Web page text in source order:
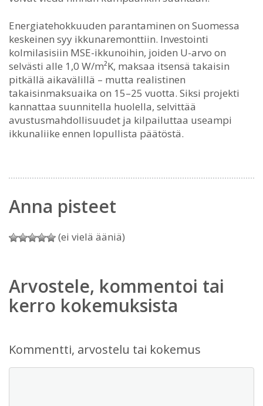
Energiatehokkuuden parantaminen on Suomessa
keskeinen syy ikkunaremonttiin. Investointi
kolmilasisiin MSE-ikkunoihin, joiden U-arvo on
selvästi alle 1,0 W/m²K, maksaa itsensä takaisin
pitkällä aikavälillä – mutta realistinen
takaisinmaksuaika on 15–25 vuotta. Siksi projekti
kannattaa suunnitella huolella, selvittää
avustusmahdollisuudet ja kilpailuttaa useampi
ikkunaliike ennen lopullista päätöstä.
Anna pisteet
(ei vielä ääniä)
Arvostele, kommentoi tai
kerro kokemuksista
Kommentti, arvostelu tai kokemus